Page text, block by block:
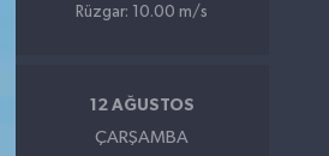
Rüzgar: 10.00 m/s
12 AĞUSTOS
ÇARŞAMBA